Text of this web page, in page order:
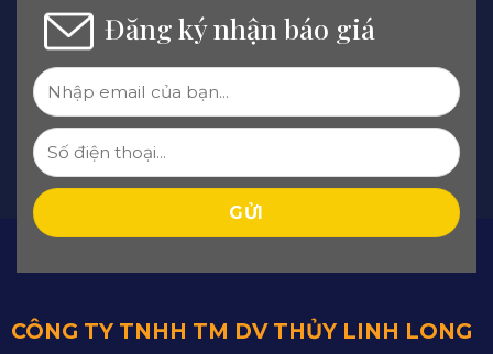
Đăng ký nhận báo giá
CÔNG TY TNHH TM DV THỦY LINH LONG